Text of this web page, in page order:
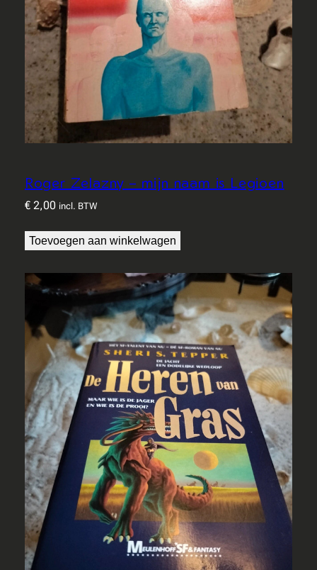
Roger Zelazny – mijn naam is Legioen
€2,00 incl. BTW
Toevoegen aan winkelwagen